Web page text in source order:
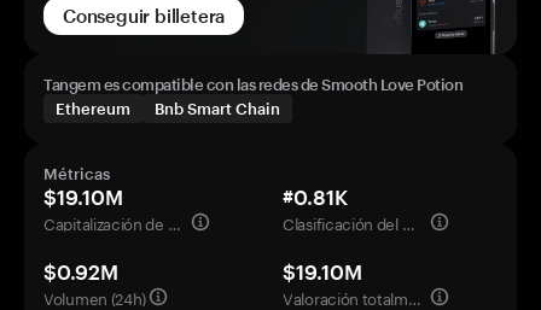
Conseguir billetera
Tangem es compatible con las redes de Smooth Love Potion
Ethereum
Bnb Smart Chain
Métricas
$19.10M
Capitalización de mercado
#0.81K
Clasificación del mercado
$0.92M
Volumen (24h)
$19.10M
Valoración totalmente diluida